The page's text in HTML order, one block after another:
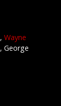
, Wayne
George